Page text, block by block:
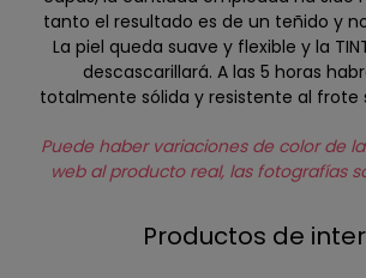
tanto el resultado es de un teñido y
La piel queda suave y flexible y la
descascarillará. A las 5 horas
totalmente sólida y resistente al frote
Puede haber variaciones de color de
web al producto real, las fotografías
Productos de